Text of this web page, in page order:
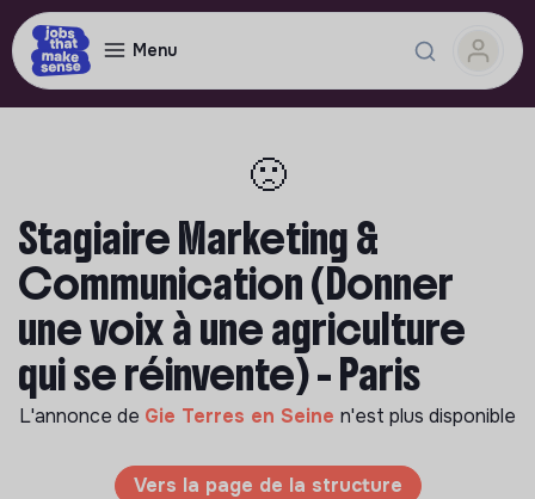
Menu
🙁
Stagiaire Marketing &
Communication (Donner
une voix à une agriculture
qui se réinvente) - Paris
L'annonce de Gie Terres en Seine n'est plus disponible
Vers la page de la structure